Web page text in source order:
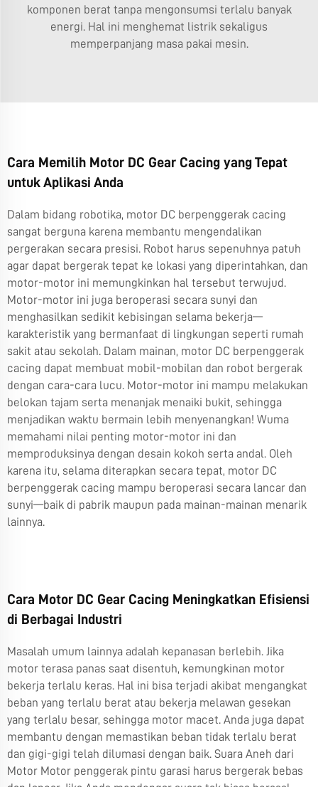
komponen berat tanpa mengonsumsi terlalu banyak
energi. Hal ini menghemat listrik sekaligus
memperpanjang masa pakai mesin.
Cara Memilih Motor DC Gear Cacing yang Tepat
untuk Aplikasi Anda
Dalam bidang robotika, motor DC berpenggerak cacing
sangat berguna karena membantu mengendalikan
pergerakan secara presisi. Robot harus sepenuhnya patuh
agar dapat bergerak tepat ke lokasi yang diperintahkan, dan
motor-motor ini memungkinkan hal tersebut terwujud.
Motor-motor ini juga beroperasi secara sunyi dan
menghasilkan sedikit kebisingan selama bekerja—
karakteristik yang bermanfaat di lingkungan seperti rumah
sakit atau sekolah. Dalam mainan, motor DC berpenggerak
cacing dapat membuat mobil-mobilan dan robot bergerak
dengan cara-cara lucu. Motor-motor ini mampu melakukan
belokan tajam serta menanjak menaiki bukit, sehingga
menjadikan waktu bermain lebih menyenangkan! Wuma
memahami nilai penting motor-motor ini dan
memproduksinya dengan desain kokoh serta andal. Oleh
karena itu, selama diterapkan secara tepat, motor DC
berpenggerak cacing mampu beroperasi secara lancar dan
sunyi—baik di pabrik maupun pada mainan-mainan menarik
lainnya.
Cara Motor DC Gear Cacing Meningkatkan Efisiensi
di Berbagai Industri
Masalah umum lainnya adalah kepanasan berlebih. Jika
motor terasa panas saat disentuh, kemungkinan motor
bekerja terlalu keras. Hal ini bisa terjadi akibat mengangkat
beban yang terlalu berat atau bekerja melawan gesekan
yang terlalu besar, sehingga motor macet. Anda juga dapat
membantu dengan memastikan beban tidak terlalu berat
dan gigi-gigi telah dilumasi dengan baik. Suara Aneh dari
Motor Motor penggerak pintu garasi harus bergerak bebas